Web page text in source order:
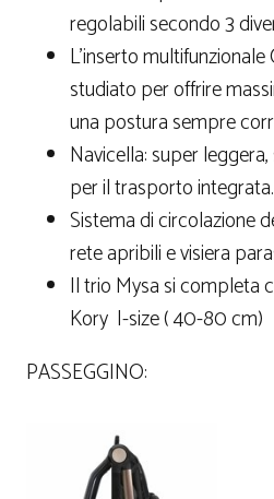
regolabili secondo 3
L’inserto
studiato per offrire
una postura sempre
Navicella: super
per il trasporto integrata.
Sistema di circolazione
rete apribili e visiera
Il trio Mysa si completa
Kory I-size ( 40-80 cm)
PASSEGGINO: